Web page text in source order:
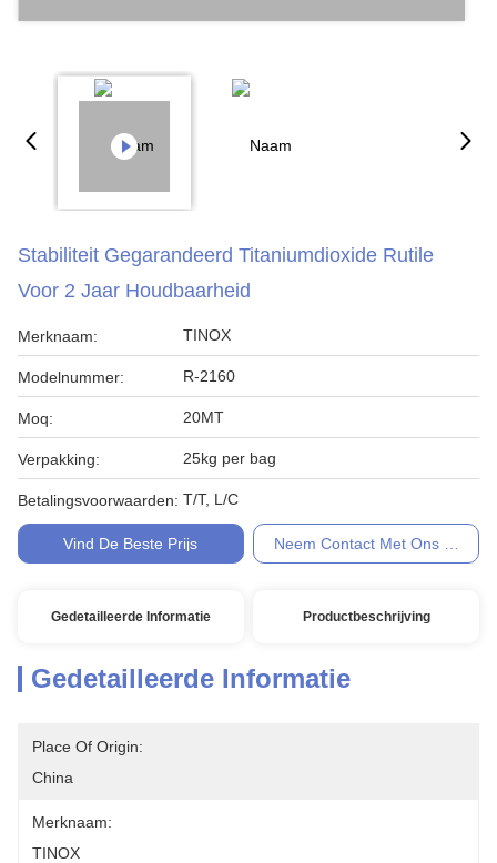
Stabiliteit Gegarandeerd Titaniumdioxide Rutile
Voor 2 Jaar Houdbaarheid
Merknaam: TINOX
Modelnummer: R-2160
Moq: 20MT
Verpakking: 25kg per bag
Betalingsvoorwaarden: T/T, L/C
Vind De Beste Prijs Neem Contact Met Ons Op
Gedetailleerde Informatie Productbeschrijving
Gedetailleerde Informatie
Place Of Origin:
China
Merknaam:
TINOX